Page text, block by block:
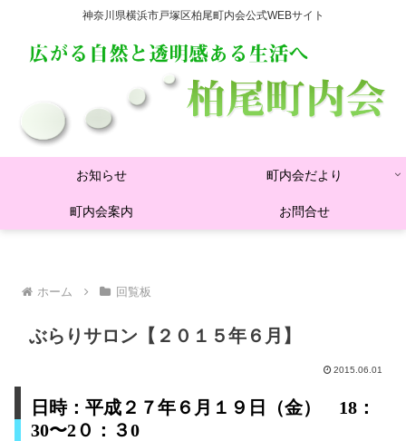
神奈川県横浜市戸塚区柏尾町内会公式WEBサイト
お知らせ 町内会だより
町内会案内 お問合せ
ホーム 回覧板
ぶらりサロン【２０１５年６月】
2015.06.01
日時：平成２７年６月１９日（金） 18：
30〜2０：３0